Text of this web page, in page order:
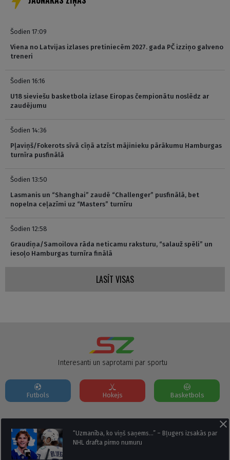
Šodien 17:09
Viena no Latvijas izlases pretiniecēm 2027. gada PČ izziņo galveno
treneri
Šodien 16:16
U18 sieviešu basketbola izlase Eiropas čempionātu noslēdz ar
zaudējumu
Šodien 14:36
Pļaviņš/Fokerots sīvā cīņā atzīst mājinieku pārākumu Hamburgas
turnīra pusfinālā
Šodien 13:50
Lasmanis un “Shanghai” zaudē “Challenger” pusfinālā, bet
nopelna ceļazīmi uz “Masters” turnīru
Šodien 12:58
Graudiņa/Samoilova rāda neticamu raksturu, “salauž spēli” un
iesoļo Hamburgas turnīra finālā
LASĪT VISAS
“Uzmanība, ko viņš saņems…” – Bļugers izsakās par
NHL drafta pirmo numuru
Interesanti un saprotami par sportu
Futbols Hokejs Basketbols
Par mums Reklāmas Parametri Kontakti
Seko mums: